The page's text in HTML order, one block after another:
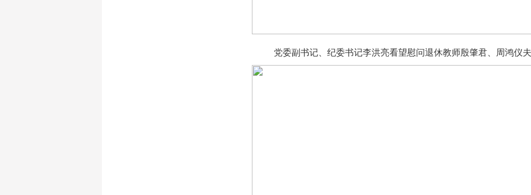
党委副书记、纪委书记李洪亮看望慰问退休教师殷肇君、周鸿仪